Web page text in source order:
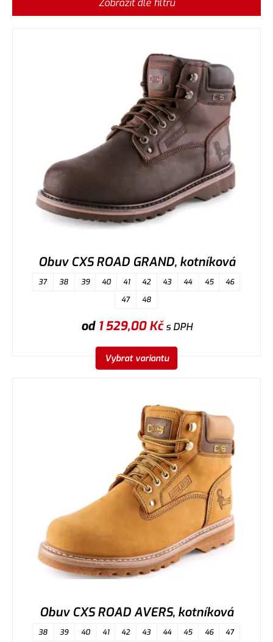
Zobrazit dle filtru
Obuv CXS ROAD GRAND, kotníková
37 38 39 40 41 42 43 44 45
46
47
48
od 1 529,00Kčs DPH
Vybrat variantu
Obuv CXS ROAD AVERS, kotníková
38 39 40 41 42 43 44 45 46
47